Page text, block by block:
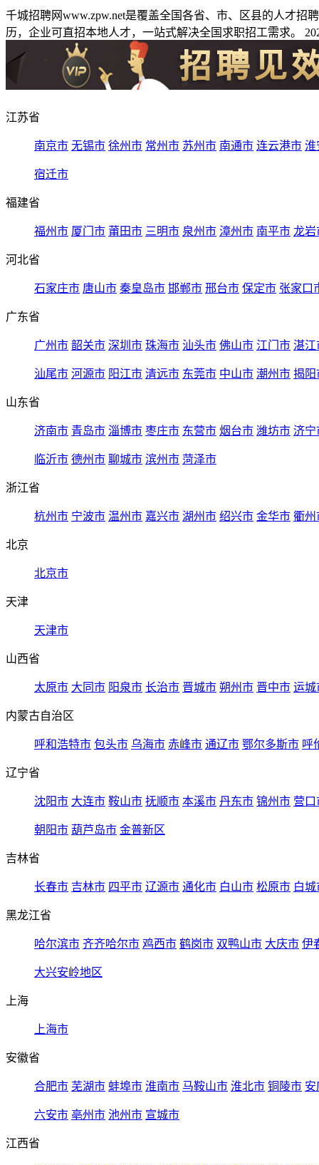
千城招聘网www.zpw.net是覆盖全国各省、市、区县的人才
历，企业可直招本地人才，一站式解决全国求职招工需求。
江苏省
南京市 无锡市 徐州市 常州市 苏州市 南通市 连云港市 淮
宿迁市
福建省
福州市 厦门市 莆田市 三明市 泉州市 漳州市 南平市 龙岩
河北省
石家庄市 唐山市 秦皇岛市 邯郸市 邢台市 保定市 张家口
广东省
广州市 韶关市 深圳市 珠海市 汕头市 佛山市 江门市 湛江
汕尾市 河源市 阳江市 清远市 东莞市 中山市 潮州市 揭阳
山东省
济南市 青岛市 淄博市 枣庄市 东营市 烟台市 潍坊市 济宁
临沂市 德州市 聊城市 滨州市 菏泽市
浙江省
杭州市 宁波市 温州市 嘉兴市 湖州市 绍兴市 金华市 衢州
北京
北京市
天津
天津市
山西省
太原市 大同市 阳泉市 长治市 晋城市 朔州市 晋中市 运城
内蒙古自治区
呼和浩特市 包头市 乌海市 赤峰市 通辽市 鄂尔多斯市 呼
辽宁省
沈阳市 大连市 鞍山市 抚顺市 本溪市 丹东市 锦州市 营口
朝阳市 葫芦岛市 金普新区
吉林省
长春市 吉林市 四平市 辽源市 通化市 白山市 松原市 白城
黑龙江省
哈尔滨市 齐齐哈尔市 鸡西市 鹤岗市 双鸭山市 大庆市 伊
大兴安岭地区
上海
上海市
安徽省
合肥市 芜湖市 蚌埠市 淮南市 马鞍山市 淮北市 铜陵市 安
六安市 亳州市 池州市 宣城市
江西省